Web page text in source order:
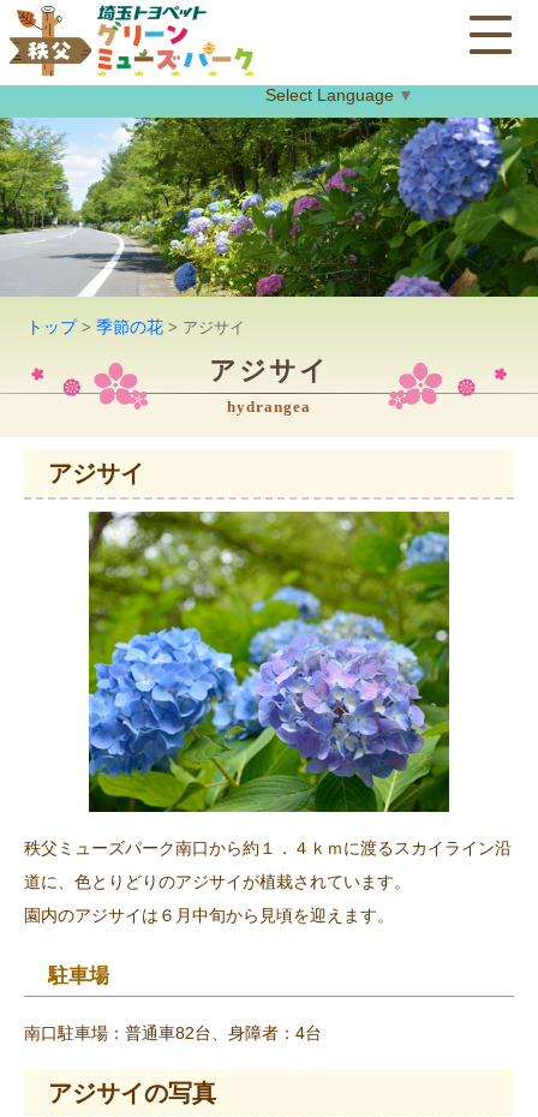
Select Language ▼
トップ >季節の花 > アジサイ
アジサイ
hydrangea
アジサイ
秩父ミューズパーク南口から約１．４ｋｍに渡るスカイライン沿
道に、色とりどりのアジサイが植栽されています。
園内のアジサイは６月中旬から見頃を迎えます。
駐車場
南口駐車場：普通車82台、身障者：4台
アジサイの写真